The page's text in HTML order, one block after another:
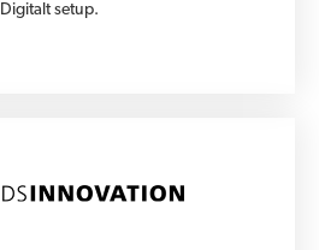
Digitalt setup.